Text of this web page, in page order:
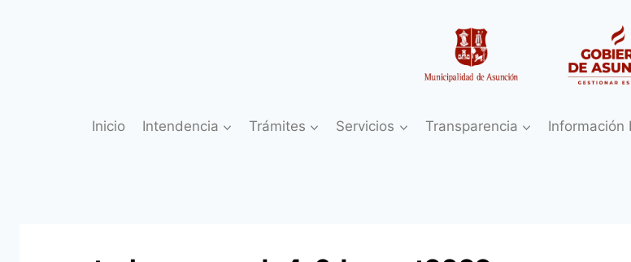
Inicio Intendencia Trámites Servicios Transparencia Información